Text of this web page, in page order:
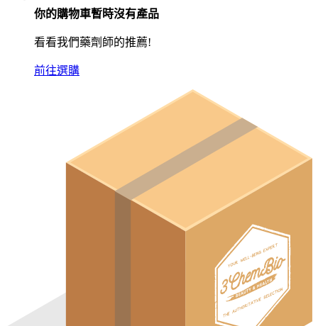
你的購物車暫時沒有產品
看看我們藥劑師的推薦!
前往選購